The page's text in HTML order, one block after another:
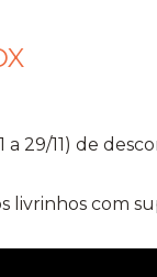
a 29/11) de
livrinhos com